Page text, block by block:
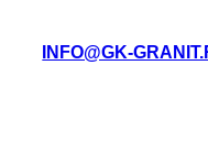
INFO@GK-